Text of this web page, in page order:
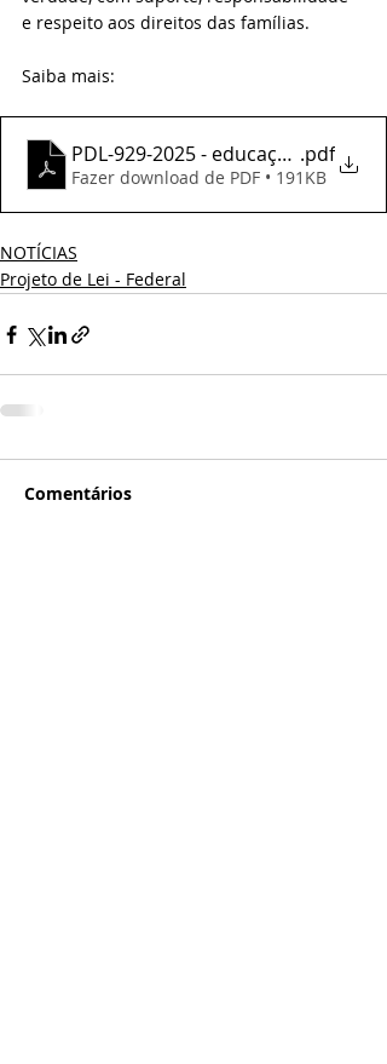
e respeito aos direitos das famílias.
Saiba mais:
PDL-929-2025 - educação especial
.pdf
Fazer download de PDF • 191KB
NOTÍCIAS
Projeto de Lei - Federal
Comentários